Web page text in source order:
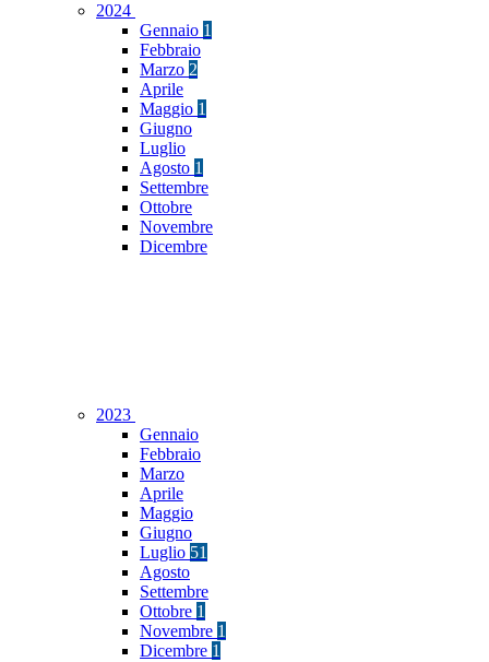
2024
Gennaio 1
Febbraio
Marzo 2
Aprile
Maggio 1
Giugno
Luglio
Agosto 1
Settembre
Ottobre
Novembre
Dicembre
2023
Gennaio
Febbraio
Marzo
Aprile
Maggio
Giugno
Luglio 51
Agosto
Settembre
Ottobre 1
Novembre 1
Dicembre 1